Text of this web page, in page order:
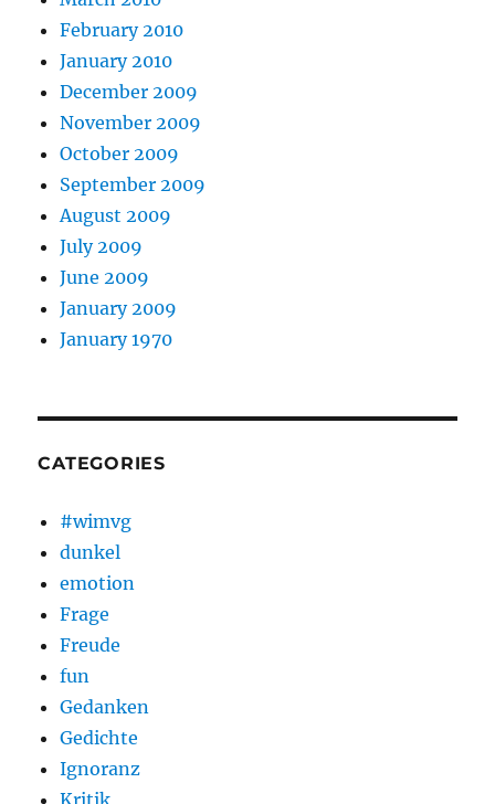
February 2010
January 2010
December 2009
November 2009
October 2009
September 2009
August 2009
July 2009
June 2009
January 2009
January 1970
CATEGORIES
#wimvg
dunkel
emotion
Frage
Freude
fun
Gedanken
Gedichte
Ignoranz
Kritik